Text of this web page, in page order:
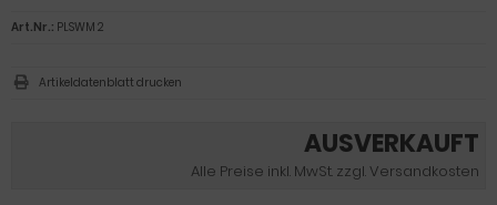
AUSVERKAUFT
Alle Preise inkl. MwSt. zzgl. Versandkosten
Art.Nr.: PLSWM 2
Artikeldatenblatt drucken